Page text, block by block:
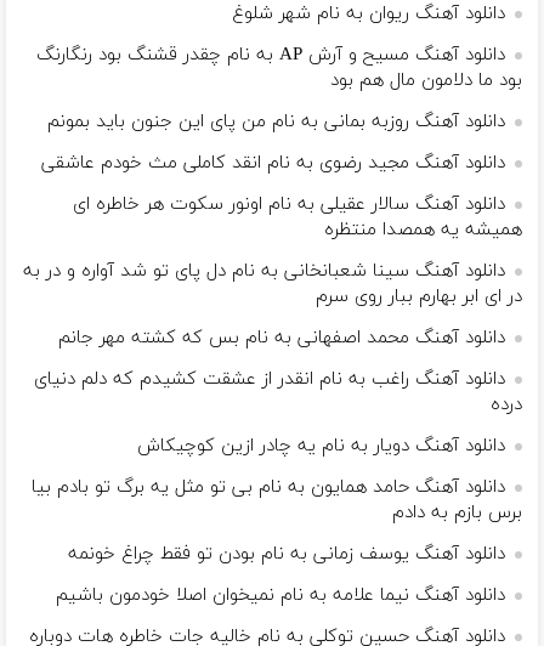
دانلود آهنگ ریوان به نام شهر شلوغ
دانلود آهنگ مسیح و آرش AP به نام چقدر قشنگ بود رنگارنگ
بود ما دلامون مال هم بود
دانلود آهنگ روزبه بمانی به نام من پای این جنون باید بمونم
دانلود آهنگ مجید رضوی به نام انقد کاملی مث خودم عاشقی‌
دانلود آهنگ سالار عقیلی به نام اونور سکوت هر خاطره ای
همیشه یه همصدا منتظره
دانلود آهنگ سینا شعبانخانی به نام دل پای تو شد آواره و در به
در ای ابر بهارم ببار روی سرم
دانلود آهنگ محمد اصفهانی به نام بس که کشته مهر جانم
دانلود آهنگ راغب به نام انقدر از عشقت کشیدم که دلم دنیای
درده
دانلود آهنگ دویار به نام یه چادر ازین کوچیکاش
دانلود آهنگ حامد همایون به نام بی تو مثل یه برگ تو بادم بیا
برس بازم به دادم
دانلود آهنگ یوسف زمانی به نام بودن تو فقط چراغ خونمه
دانلود آهنگ نیما علامه به نام نمیخوان اصلا خودمون باشیم
دانلود آهنگ حسین توکلی به نام خالیه جات خاطره هات دوباره